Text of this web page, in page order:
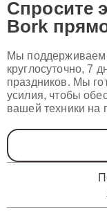
Спросите
Bork
Мы поддерживаем
круглосуточно, 7
праздников. Мы
усилия, чтобы
вашей техники на